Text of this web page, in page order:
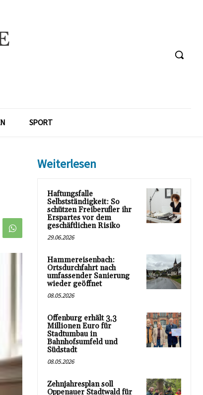
SPORT
Weiterlesen
Haftungsfalle
Selbstständigkeit: So
schützen Freiberufler ihr
Erspartes vor dem
geschäftlichen Risiko
29.06.2026
Hammereisenbach:
Ortsdurchfahrt nach
umfassender Sanierung
wieder geöffnet
08.05.2026
Offenburg erhält 3,3
Millionen Euro für
Stadtumbau in
Bahnhofsumfeld und
Südstadt
08.05.2026
Zehnjahresplan soll
Oppenauer Stadtwald für